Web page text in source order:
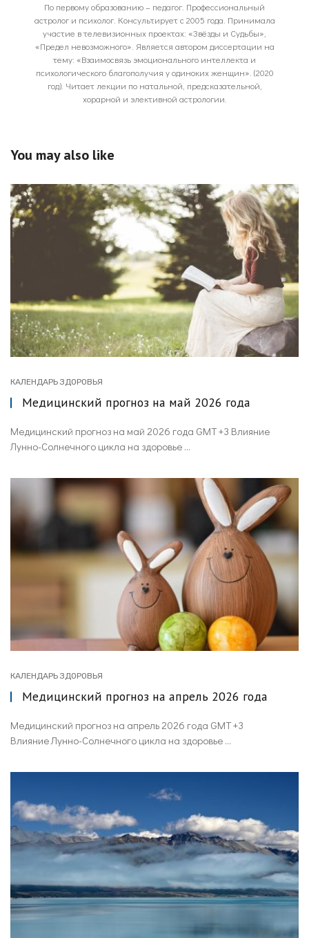
По первому образованию – педагог. Профессиональный
астролог и психолог. Консультирует с 2005 года. Принимала
участие в телевизионных проектах: «Звёзды и Судьбы»,
«Предел невозможного». Является автором диссертации на
тему: «Взаимосвязь эмоционального интеллекта и
психологического благополучия у одиноких женщин». (2020
год). Читает лекции по натальной, предсказательной,
хорарной и элективной астрологии.
You may also like
КАЛЕНДАРЬ ЗДОРОВЬЯ
Медицинский прогноз на май 2026 года
Медицинский прогноз на май 2026 года GMT +3 Влияние
Лунно-Солнечного цикла на здоровье ...
КАЛЕНДАРЬ ЗДОРОВЬЯ
Медицинский прогноз на апрель 2026 года
Медицинский прогноз на апрель 2026 года GMT +3
Влияние Лунно-Солнечного цикла на здоровье ...